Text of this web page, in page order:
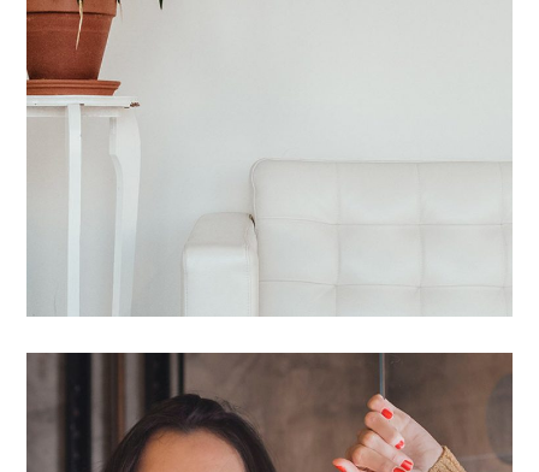
Proin Ideculus Inty
COMMERCIALE CONTRACT